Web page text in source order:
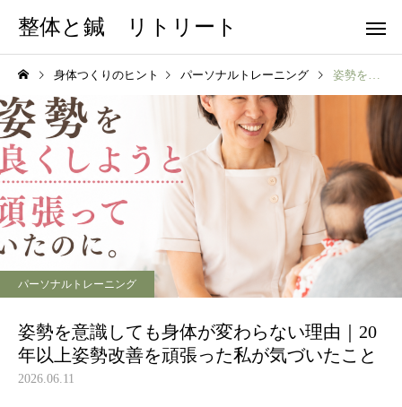
整体と鍼 リトリート
身体つくりのヒント パーソナルトレーニング 姿勢を意識しても身体が変わらない理由｜20年以上姿勢改善を頑張った私が気づいたこと
パーソナルトレーニング
姿勢を意識しても身体が変わらない理由｜20
年以上姿勢改善を頑張った私が気づいたこと
2026.06.11